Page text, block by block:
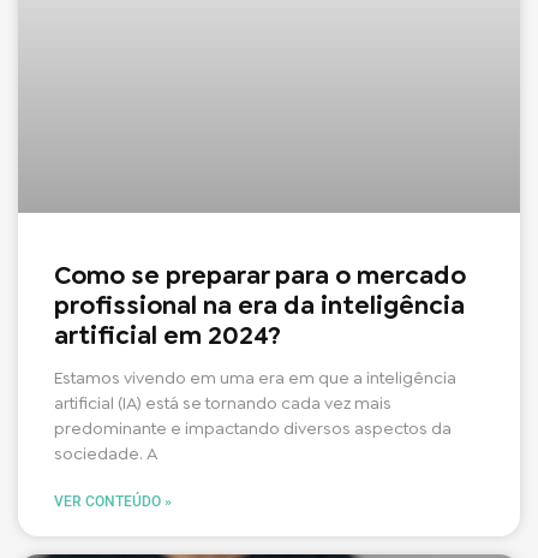
Como se preparar para o mercado
profissional na era da inteligência
artificial em 2024?
Estamos vivendo em uma era em que a inteligência
artificial (IA) está se tornando cada vez mais
predominante e impactando diversos aspectos da
sociedade. A
VER CONTEÚDO »